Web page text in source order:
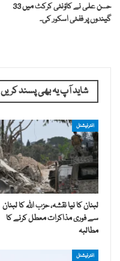
حسن علی نے کاؤنٹی کرکٹ میں 33
گیندوں پر ففٹی اسکور کی۔
شاید آپ یہ بھی پسند کریں
انٹرنیشنل
لبنان کا نیا نقشہ، حزب اللہ کا لبنان
سے فوری مذاکرات معطل کرنے کا
مطالبہ
انٹرنیشنل